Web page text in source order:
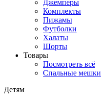
Джемперы
Комплекты
Пижамы
Футболки
Халаты
Шорты
Товары
Посмотреть всё
Спальные мешки
Детям